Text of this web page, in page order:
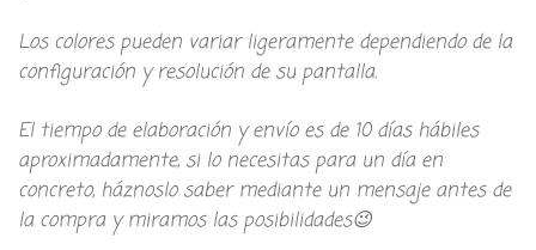
Los colores pueden variar ligeramente dependiendo de la
configuración y resolución de su pantalla.
El tiempo de elaboración y envío es de 10 días hábiles
aproximadamente, si lo necesitas para un día en
concreto, háznoslo saber mediante un mensaje antes de
la compra y miramos las posibilidades😉